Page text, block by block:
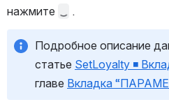
нажмите
.
Подробное описание
статье SetLoyalty ◾️
главе Вкладка